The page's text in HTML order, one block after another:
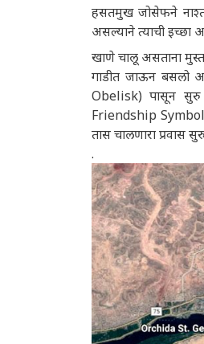
हसतमुख जोसेफने
असल्याने त्याची
खाणे चालू असताना
गाडीत जाऊन बसलो
Obelisk) पासून सुरु
Friendship
तास चालणारा प्रवास
.